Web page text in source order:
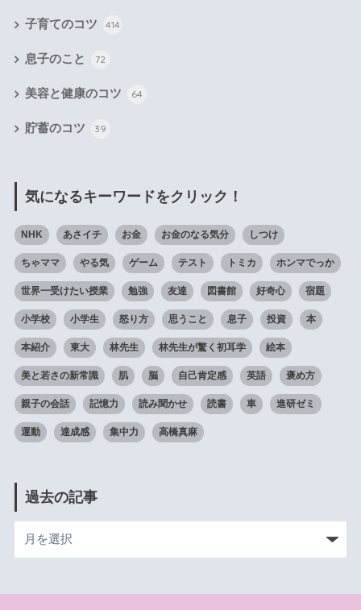
子育てのコツ 414
息子のこと 72
美容と健康のコツ 64
貯蓄のコツ 39
気になるキーワードをクリック！
NHK あさイチ お金 お金のなる気分 しつけ
ちゃママ やる気 ゲーム テスト トミカ ホンマでっか
世界一受けたい授業 勉強 友達 図書館 好奇心 宿題
小学校 小学生 怒り方 思うこと 息子 投資 本
本紹介 東大 林先生 林先生が驚く初耳学 絵本
美と若さの新常識 肌 脳 自己肯定感 英語 褒め方
親子の会話 記憶力 読み聞かせ 読書 車 進研ゼミ
運動 達成感 集中力 高橋真麻
過去の記事